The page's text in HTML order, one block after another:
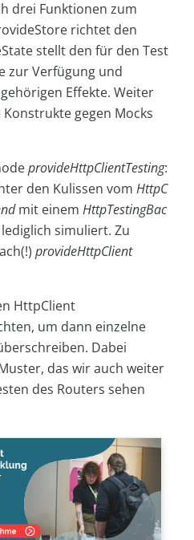
drei Funktionen zum
richtet den
stellt den für den Test
zur Verfügung und
Effekte. Weiter
gegen Mocks
provideHttpClientTesting:
den Kulissen vom HttpC
mit einem HttpTestingBac
simuliert. Zu
provideHttpClient
HttpClient
um dann einzelne
Dabei
das wir auch weiter
des Routers sehen